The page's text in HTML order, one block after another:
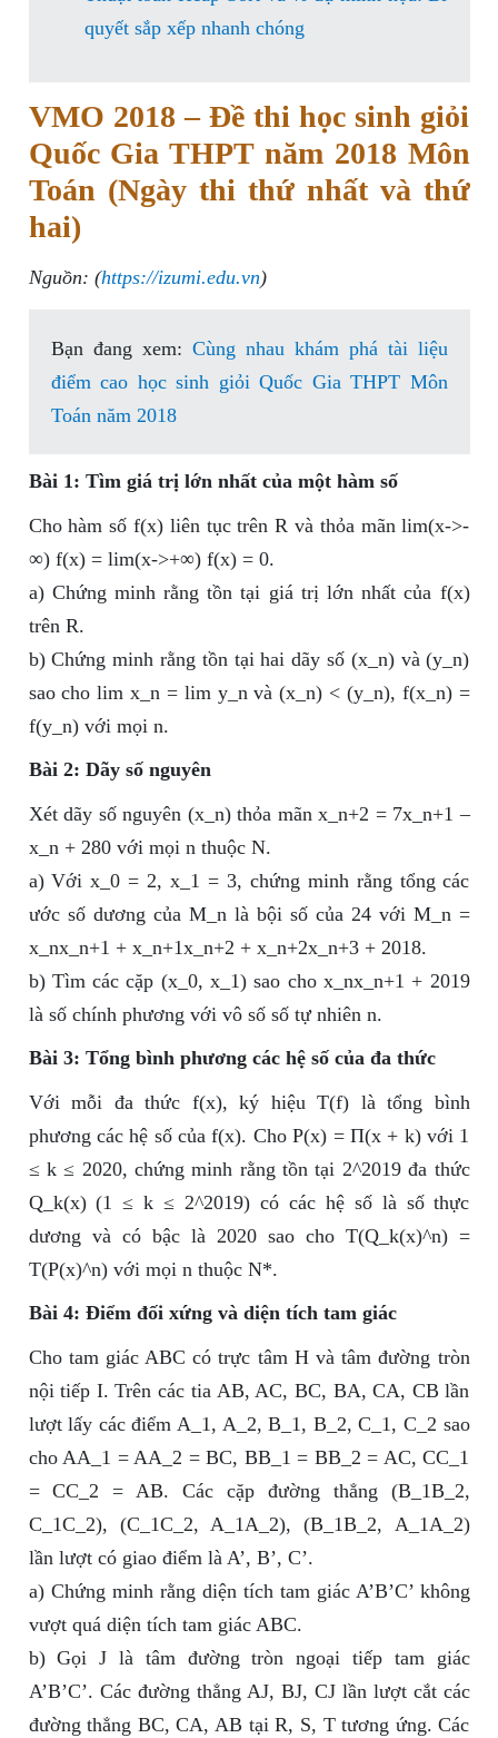
quyết sắp xếp nhanh chóng
VMO 2018 – Đề thi học sinh giỏi
Quốc Gia THPT năm 2018 Môn
Toán (Ngày thi thứ nhất và thứ
hai)
Nguồn: (https://izumi.edu.vn)
Bạn đang xem: Cùng nhau khám phá tài liệu
điểm cao học sinh giỏi Quốc Gia THPT Môn
Toán năm 2018
Bài 1: Tìm giá trị lớn nhất của một hàm số
Cho hàm số f(x) liên tục trên R và thỏa mãn lim(x->-
∞) f(x) = lim(x->+∞) f(x) = 0.
a) Chứng minh rằng tồn tại giá trị lớn nhất của f(x)
trên R.
b) Chứng minh rằng tồn tại hai dãy số (x_n) và (y_n)
sao cho lim x_n = lim y_n và (x_n) < (y_n), f(x_n) =
f(y_n) với mọi n.
Bài 2: Dãy số nguyên
Xét dãy số nguyên (x_n) thỏa mãn x_n+2 = 7x_n+1 –
x_n + 280 với mọi n thuộc N.
a) Với x_0 = 2, x_1 = 3, chứng minh rằng tổng các
ước số dương của M_n là bội số của 24 với M_n =
x_nx_n+1 + x_n+1x_n+2 + x_n+2x_n+3 + 2018.
b) Tìm các cặp (x_0, x_1) sao cho x_nx_n+1 + 2019
là số chính phương với vô số số tự nhiên n.
Bài 3: Tổng bình phương các hệ số của đa thức
Với mỗi đa thức f(x), ký hiệu T(f) là tổng bình
phương các hệ số của f(x). Cho P(x) = Π(x + k) với 1
≤ k ≤ 2020, chứng minh rằng tồn tại 2^2019 đa thức
Q_k(x) (1 ≤ k ≤ 2^2019) có các hệ số là số thực
dương và có bậc là 2020 sao cho T(Q_k(x)^n) =
T(P(x)^n) với mọi n thuộc N*.
Bài 4: Điểm đối xứng và diện tích tam giác
Cho tam giác ABC có trực tâm H và tâm đường tròn
nội tiếp I. Trên các tia AB, AC, BC, BA, CA, CB lần
lượt lấy các điểm A_1, A_2, B_1, B_2, C_1, C_2 sao
cho AA_1 = AA_2 = BC, BB_1 = BB_2 = AC, CC_1
= CC_2 = AB. Các cặp đường thẳng (B_1B_2,
C_1C_2), (C_1C_2, A_1A_2), (B_1B_2, A_1A_2)
lần lượt có giao điểm là A’, B’, C’.
a) Chứng minh rằng diện tích tam giác A’B’C’ không
vượt quá diện tích tam giác ABC.
b) Gọi J là tâm đường tròn ngoại tiếp tam giác
A’B’C’. Các đường thẳng AJ, BJ, CJ lần lượt cắt các
đường thẳng BC, CA, AB tại R, S, T tương ứng. Các